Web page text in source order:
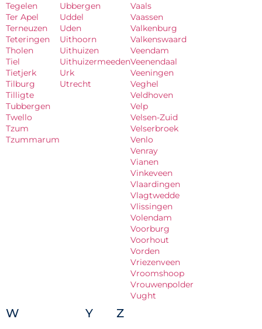
Tegelen
Ter Apel
Terneuzen
Teteringen
Tholen
Tiel
Tietjerk
Tilburg
Tilligte
Tubbergen
Twello
Tzum
Tzummarum
Ubbergen
Uddel
Uden
Uithoorn
Uithuizen
Uithuizermeeden
Urk
Utrecht
Vaals
Vaassen
Valkenburg
Valkenswaard
Veendam
Veenendaal
Veeningen
Veghel
Veldhoven
Velp
Velsen-Zuid
Velserbroek
Venlo
Venray
Vianen
Vinkeveen
Vlaardingen
Vlagtwedde
Vlissingen
Volendam
Voorburg
Voorhout
Vorden
Vriezenveen
Vroomshoop
Vrouwenpolder
Vught
W Y Z